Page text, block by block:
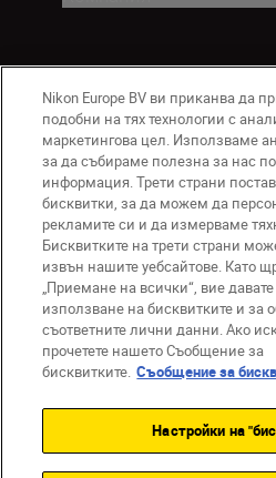
BG Nikon Sites
Връзка с нас
Съобщение
Условия за използване
Съобщение за бисквитки
Настройки за бисквитките
© 2026 Nikon
Nikon Europe BV ви приканва да
подобни на тях технологии с
маркетингова цел. Използваме
за да събираме полезна за нас
информация. Трети страни
бисквитки, за да можем да
рекламите си и да измерваме
Бисквитките на трети страни
извън нашите уебсайтове. Като
„Приемане на всички“, вие
използване на бисквитките и за
съответните лични данни. Ако
прочетете нашето Съобщение за
бисквитките. Съобщение за
Настройки на